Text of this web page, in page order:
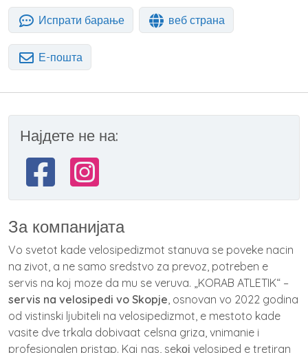
Испрати барање веб страна
Е-пошта
Најдете не на:
За компанијата
Vo svetot kade velosipedizmot stanuva se poveke nacin
na zivot, a ne samo sredstvo za prevoz, potreben e
servis na koj moze da mu se veruva. „KORAB ATLETIK“ –
servis na velosipedi vo Skopje , osnovan vo 2022 godina
od vistinski ljubiteli na velosipedizmot, e mestoto kade
vasite dve trkala dobivaat celsna griza, vnimanie i
profesionalen pristap. Kaj nas, sekој velosiped e tretiran